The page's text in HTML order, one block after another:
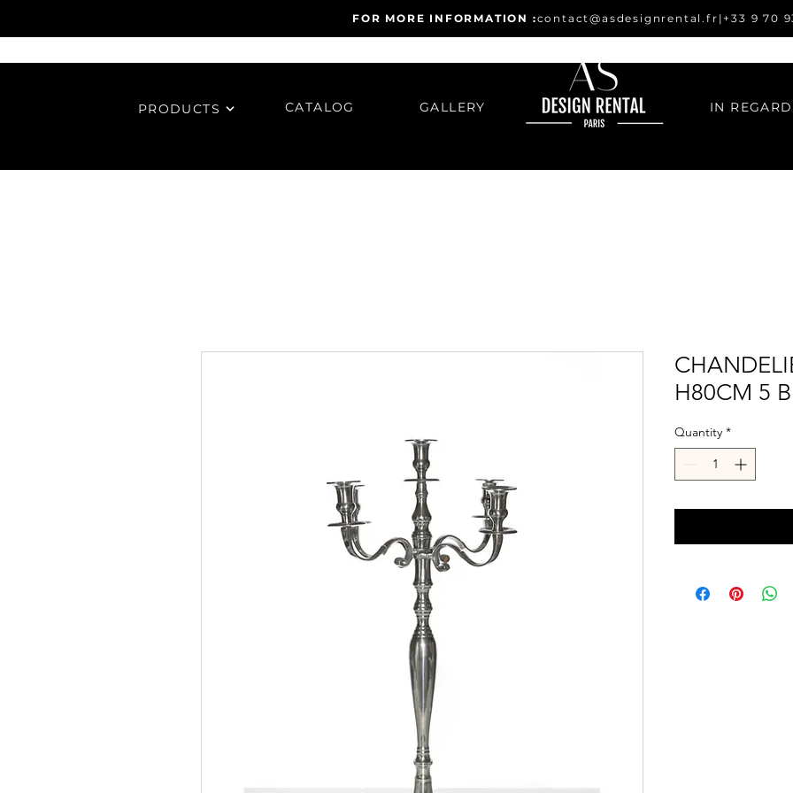
FOR MORE INFORMATION :contact@asdesignrental.fr | +33 9 70
PRODUCTS CATALOG GALLERY
H80CM 5
Quantity *